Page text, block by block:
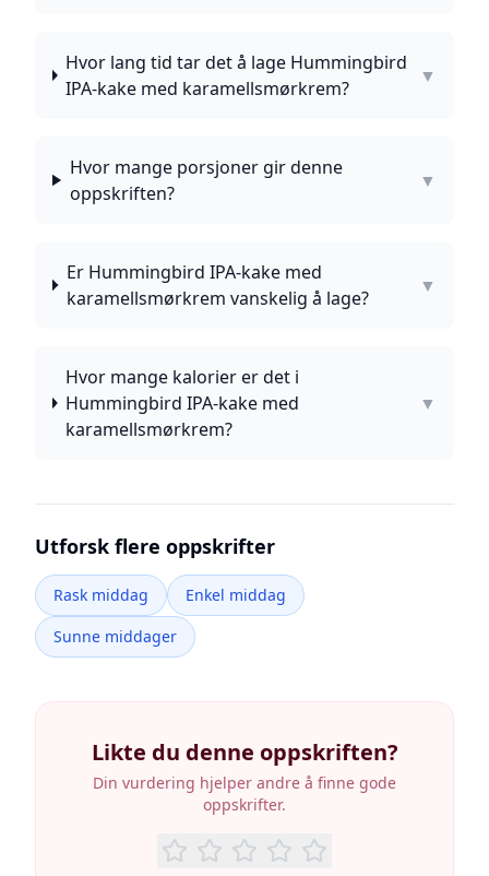
Hvor lang tid tar det å lage Hummingbird
IPA-kake med karamellsmørkrem?
▼
Hvor mange porsjoner gir denne
oppskriften?
▼
Er Hummingbird IPA-kake med
karamellsmørkrem vanskelig å lage?
▼
Hvor mange kalorier er det i
Hummingbird IPA-kake med
karamellsmørkrem?
▼
Utforsk flere oppskrifter
Rask middag
Enkel middag
Sunne middager
Likte du denne oppskriften?
Din vurdering hjelper andre å finne gode
oppskrifter.